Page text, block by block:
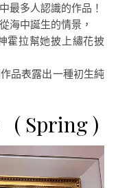
最多人認識的作品！
海中誕生的情景，
霍拉幫她披上繡花披
品表露出一種初生純
( Spring )